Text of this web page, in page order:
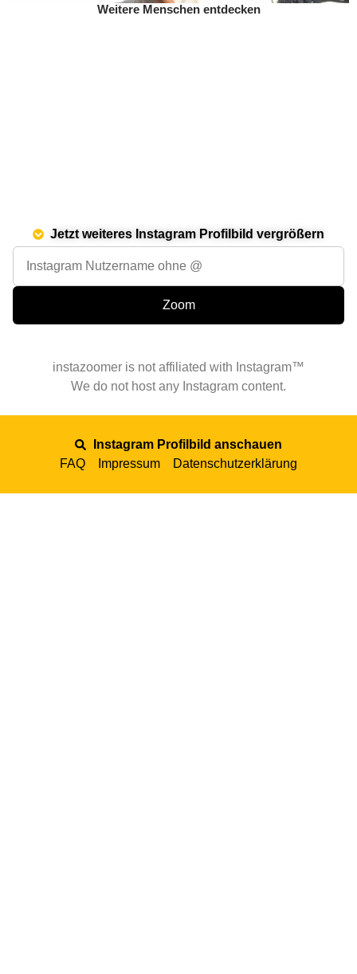
Weitere Menschen entdecken
Jetzt weiteres Instagram Profilbild vergrößern
instazoomer is not affiliated with Instagram™
We do not host any Instagram content.
Instagram Profilbild anschauen
FAQ
Impressum Datenschutzerklärung